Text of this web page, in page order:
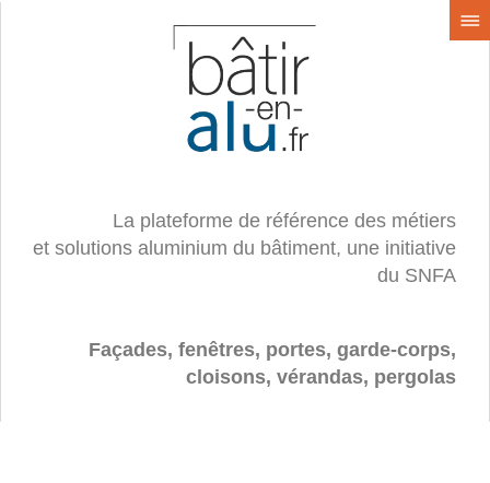
La plateforme de référence des métiers
et solutions aluminium du bâtiment, une initiative
du SNFA
Façades, fenêtres, portes, garde-corps,
cloisons, vérandas, pergolas